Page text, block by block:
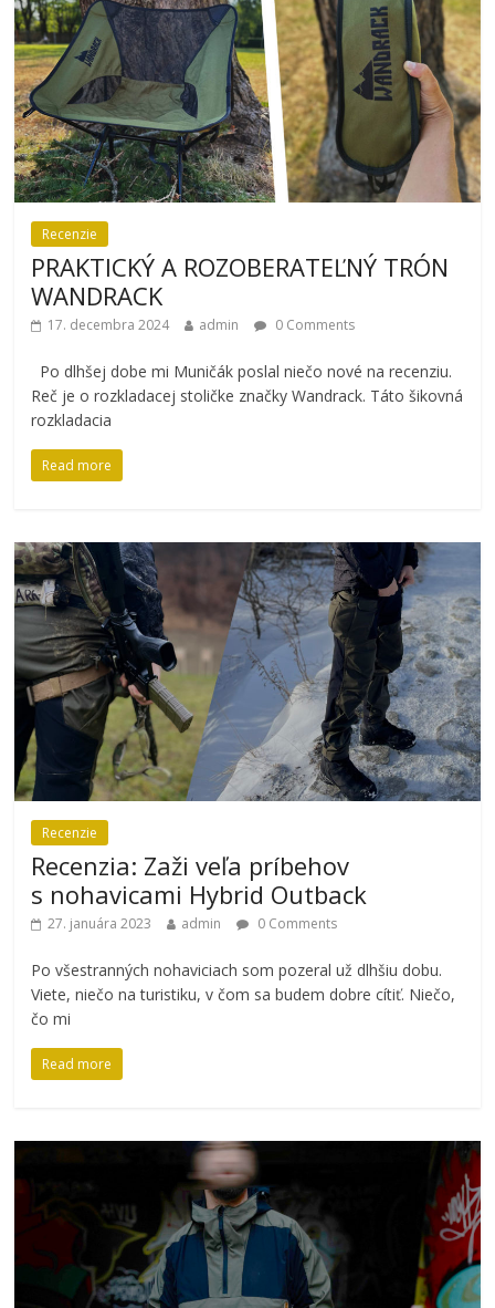
Recenzie
PRAKTICKÝ A ROZOBERATEĽNÝ TRÓN
WANDRACK
17. decembra 2024 admin 0 Comments
Po dlhšej dobe mi Muničák poslal niečo nové na recenziu.
Reč je o rozkladacej stoličke značky Wandrack. Táto šikovná
rozkladacia
Read more
Recenzie
Recenzia: Zaži veľa príbehov
s nohavicami Hybrid Outback
27. januára 2023 admin 0 Comments
Po všestranných nohaviciach som pozeral už dlhšiu dobu.
Viete, niečo na turistiku, v čom sa budem dobre cítiť. Niečo,
čo mi
Read more